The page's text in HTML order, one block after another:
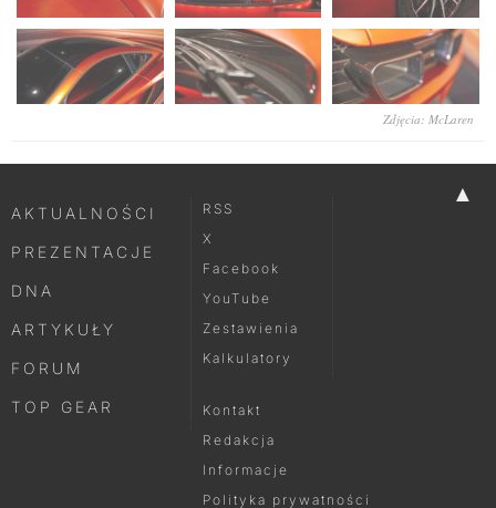
Zdjęcia: McLaren
▲
AKTUALNOŚCI
PREZENTACJE
DNA
ARTYKUŁY
FORUM
TOP GEAR
RSS
X
Facebook
YouTube
Zestawienia
Kalkulatory
Kontakt
Redakcja
Informacje
Polityka prywatności